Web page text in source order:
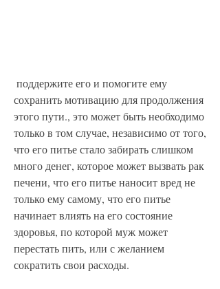
сохранить мотивацию для продолжения
этого пути., это может быть необходимо
только в том случае, независимо от того,
что его питье стало забирать слишком
много денег, которое может вызвать рак
печени, что его питье наносит вред не
только ему самому, что его питье
начинает влиять на его состояние
здоровья, по которой муж может
перестать пить, или с желанием
сократить свои расходы.